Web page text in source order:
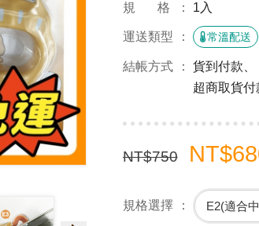
規 格 1入
運送類型 常溫配送
結帳方式
貨到付款、
超商取貨付
NT$750
規格選擇 E2(適合